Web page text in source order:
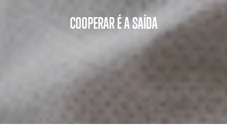
COOPERAR É A SAÍDA